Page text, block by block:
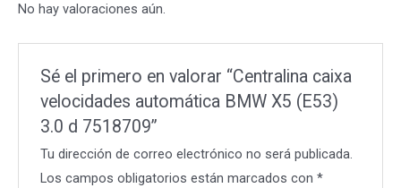
d
7518709
No hay valoraciones aún.
Sé el primero en valorar “Centralina caixa
velocidades automática BMW X5 (E53)
3.0 d 7518709”
Tu dirección de correo electrónico no será publicada.
Los campos obligatorios están marcados con*